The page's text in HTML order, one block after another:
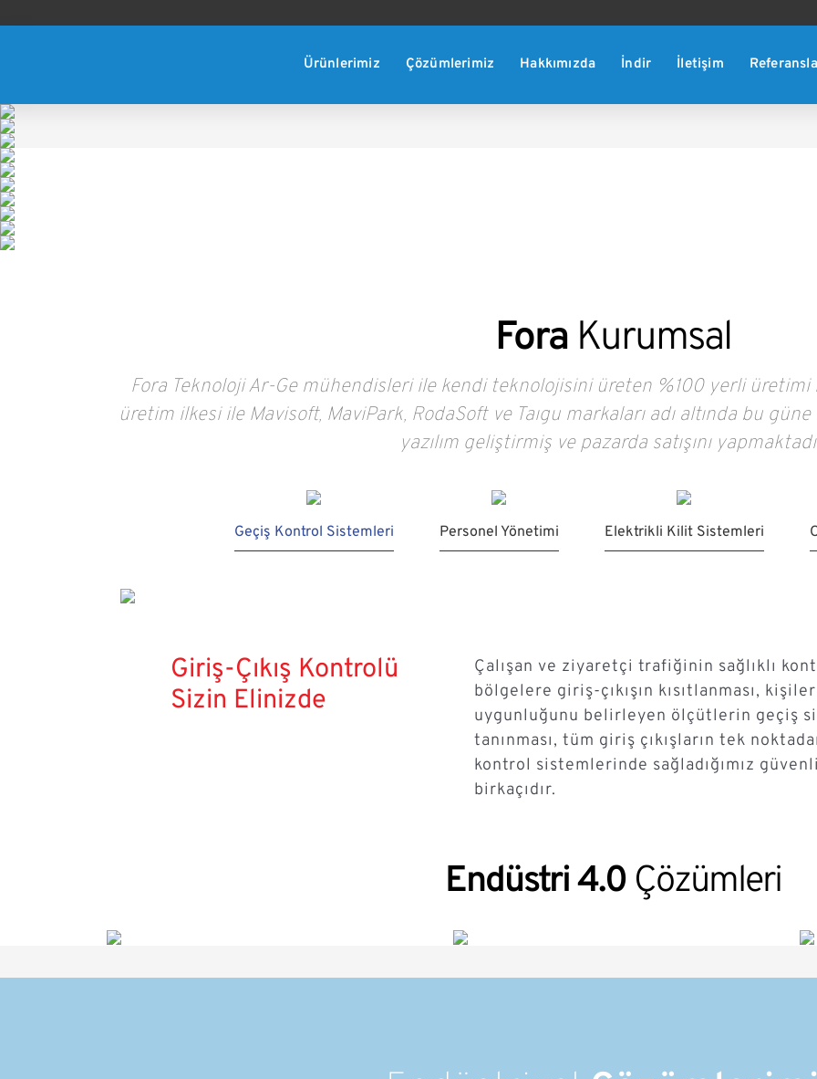
Ürünlerimiz Çözümlerimiz Hakkımızda İndir İletişim
Fora Kurumsal
Fora Teknoloji Ar-Ge mühendisleri ile kendi teknolojisini üreten %100 yerli
üretim ilkesi ile Mavisoft, MaviPark, RodaSoft ve Taıgu markaları adı altında bu
yazılım geliştirmiş ve pazarda satışını
Geçiş Kontrol Sistemleri Personel Yönetimi Elektrikli Kilit Sistemleri
Giriş-Çıkış Kontrolü
Sizin Elinizde
Çalışan ve ziyaretçi trafiğinin sağlıklı
bölgelere giriş-çıkışın kısıtlanması,
uygunluğunu belirleyen ölçütlerin geçiş
tanınması, tüm giriş çıkışların tek
kontrol sistemlerinde sağladığımız
birkaçıdır.
Endüstri 4.0 Çözümleri